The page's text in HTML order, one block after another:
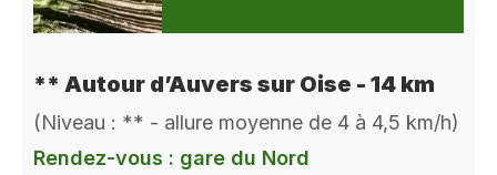
** Autour d’Auvers sur Oise - 14 km
(Niveau : ** - allure moyenne de 4 à 4,5 km/h)
Rendez-vous : gare du Nord